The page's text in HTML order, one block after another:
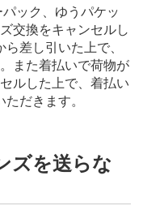
ック、ゆうパケッ
交換をキャンセルし
差し引いた上で、
また着払いで荷物が
ルした上で、着払い
だきます。
ズを送らな